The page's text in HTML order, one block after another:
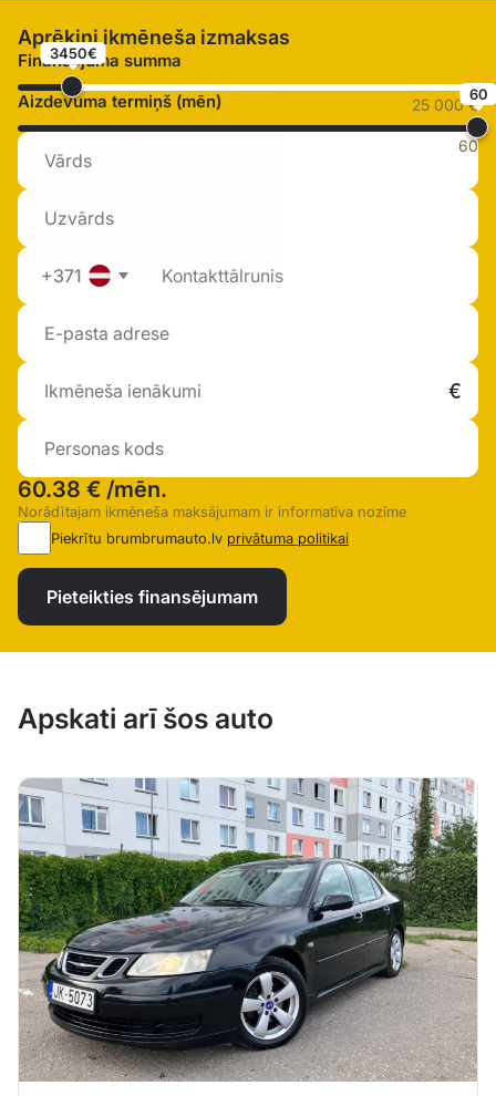
Aprēķini ikmēneša izmaksas
Finansējuma summa
3450€
25 000 €
Aizdevuma termiņš (mēn) 60
60
+371
60.38 € /mēn.
Norādītajam ikmēneša maksājumam ir informatīva nozīme
Piekrītu brumbrumauto.lv privātuma politikai
Pieteikties finansējumam
Apskati arī šos auto